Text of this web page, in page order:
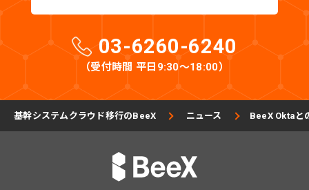
03-6260-6240
（受付時間 平日9:30〜18:00）
基幹システムクラウド移行のBeeX ニュース BeeX Oktaと